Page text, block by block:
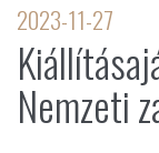
2023-11-27
Nemzeti